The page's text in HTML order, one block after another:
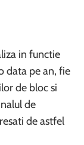
in functie
data pe an, fie
de bloc si
de
de astfel